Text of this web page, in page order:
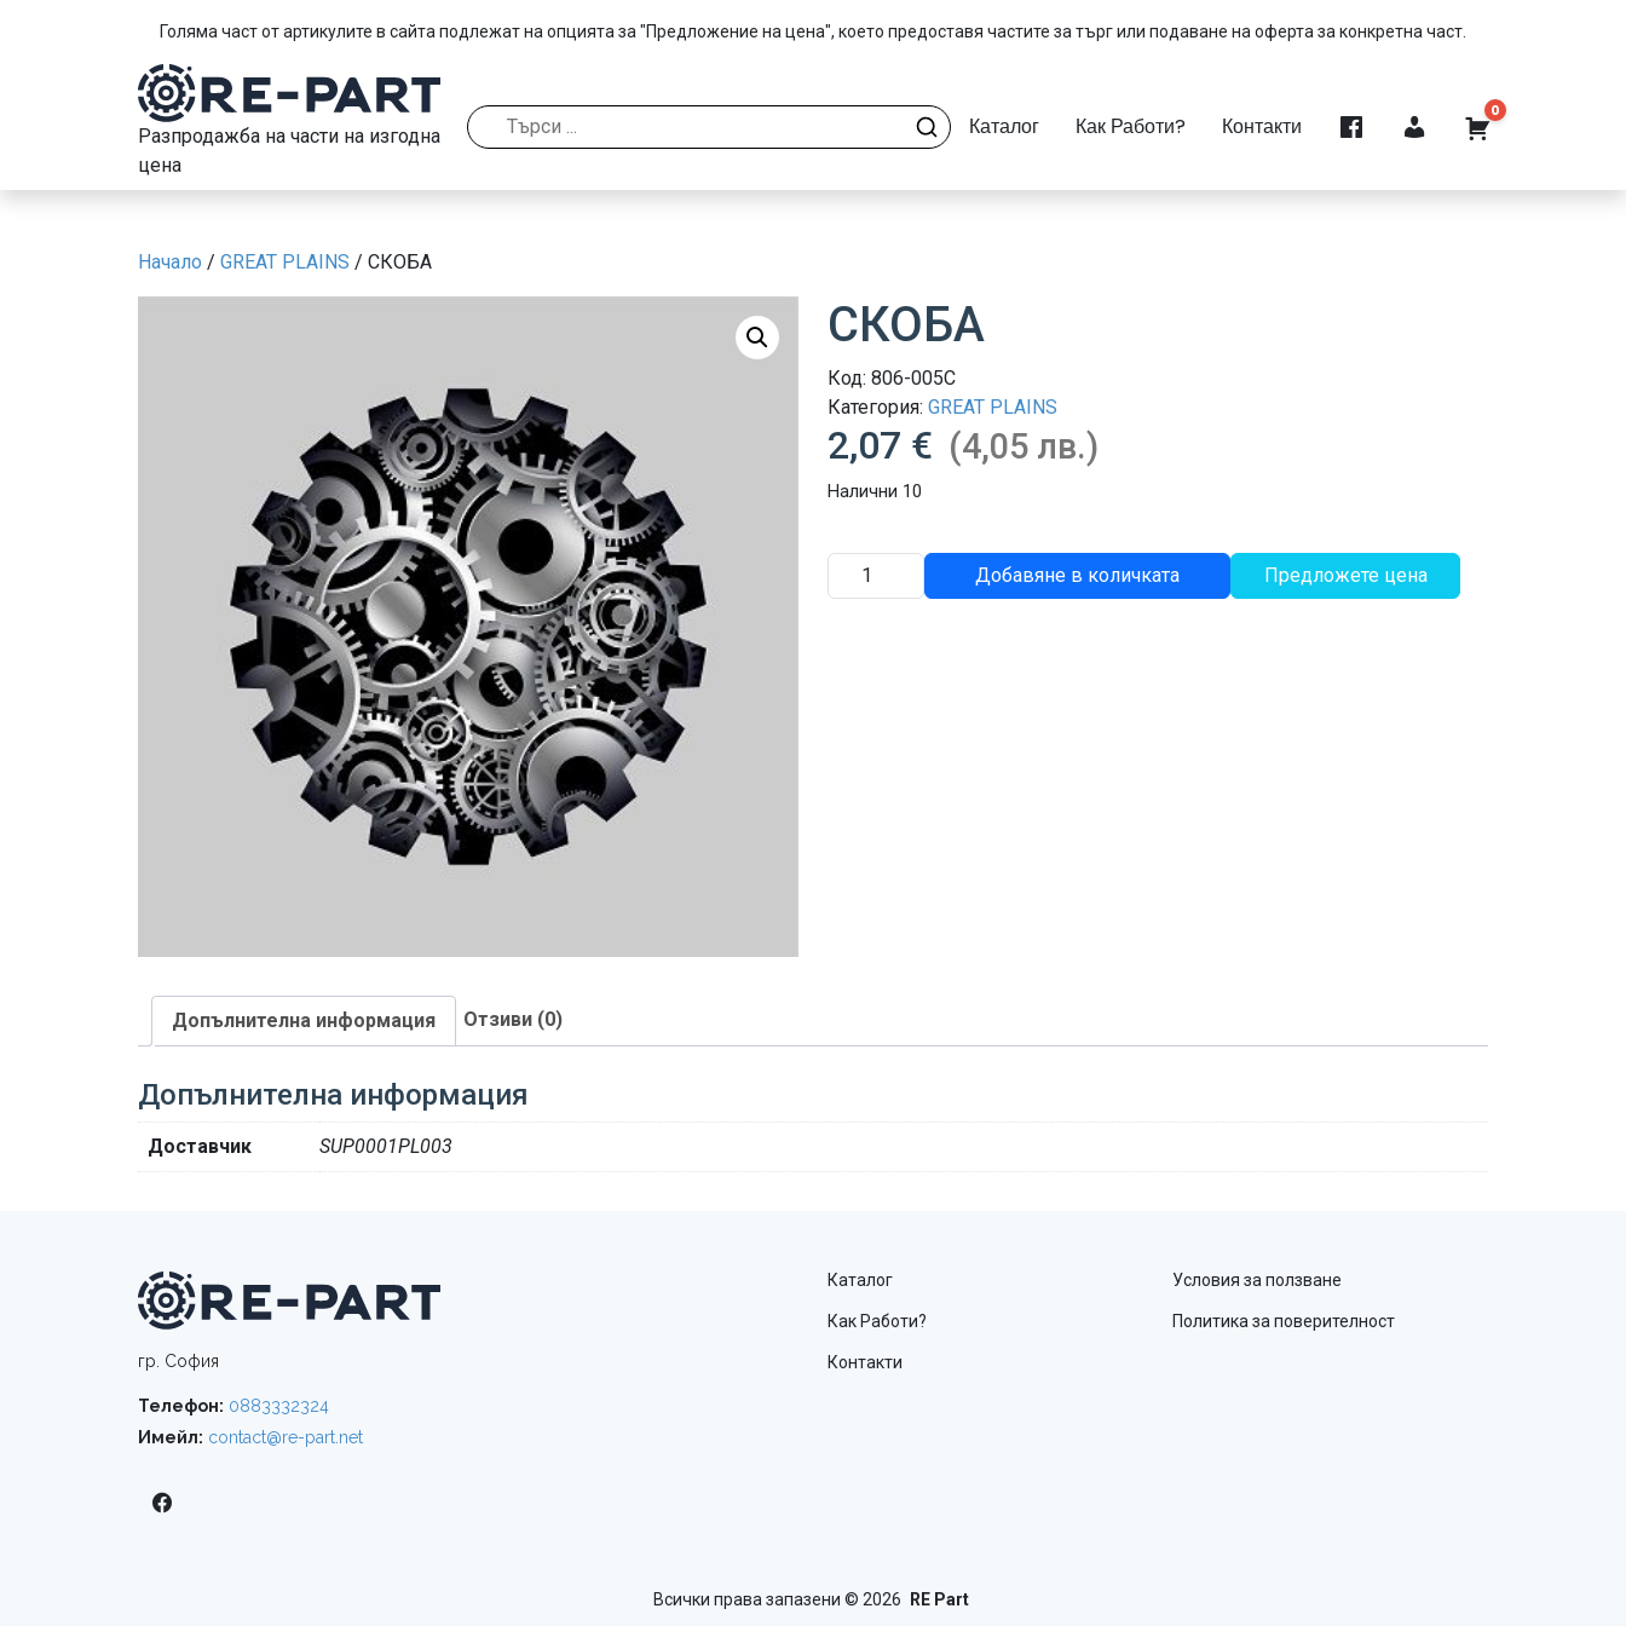
Голяма част от артикулите в сайта подлежат на опцията за "Предложение на цена", което предоставя частите за търг или подаване на оферта за конкретна част.
Разпродажба на части на изгодна
цена
Каталог Как Работи? Контакти
0
Начало / GREAT PLAINS / СКОБА
СКОБА
Код: 806-005C
Категория: GREAT PLAINS
2,07 € (4,05 лв.)
Налични 10
количество
за
Добавяне в количката Предложете цена
Допълнителна информация Отзиви (0)
Допълнителна информация
Доставчик SUP0001PL003
гр. София
Телефон: 0883332324
Имейл: contact@re-part.net
Каталог
Как Работи?
Контакти
Условия за ползване
Политика за поверителност
Всички права запазени © 2026 RE Part